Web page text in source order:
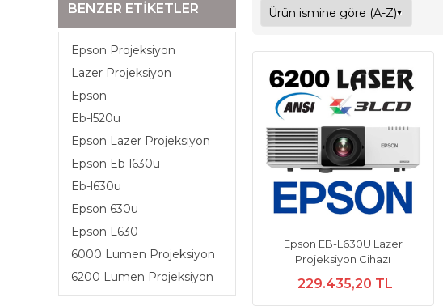
BENZER ETIKETLER
Epson Projeksiyon
Lazer Projeksiyon
Epson
Eb-l520u
Epson Lazer Projeksiyon
Epson Eb-l630u
Eb-l630u
Epson 630u
Epson L630
6000 Lumen Projeksiyon
6200 Lumen Projeksiyon
Epson EB-L630U Lazer
Projeksiyon Cihazı
229.435,20 TL